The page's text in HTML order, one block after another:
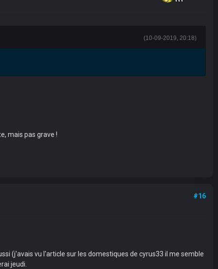
(10-09-2019, 20:18)
mais pas grave !
#16
(j'avais vu l'article sur les domestiques de cyrus33 il me semble
jeudi.